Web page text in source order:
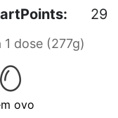
29
dose (277g)
ovo